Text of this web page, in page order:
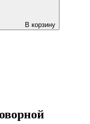
В корзину